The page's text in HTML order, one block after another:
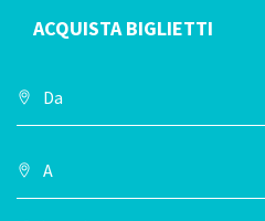
ACQUISTA BIGLIETTI